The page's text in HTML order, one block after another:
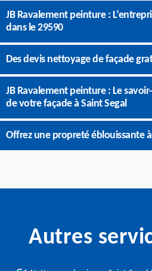
JB Ravalement peinture :
dans le 29590
Des devis nettoyage de façade
JB Ravalement peinture : Le
de votre façade à Saint Segal
Offrez une propreté éblouissante
Autres